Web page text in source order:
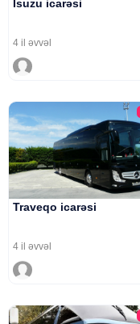
Isuzu icarəsi
4 il əvvəl
Traveqo icarəsi
4 il əvvəl